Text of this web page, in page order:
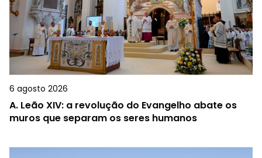
6 agosto 2026
A. Leão XIV: a revolução do Evangelho abate os
muros que separam os seres humanos